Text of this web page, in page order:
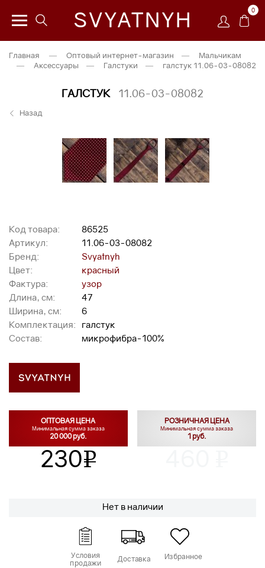
SVYATNYH 0
Главная — Оптовый интернет-магазин —
Мальчикам
—
Аксессуары — Галстуки — галстук 11.06-03-08082
ГАЛСТУК 11.06-03-08082
Назад
Код товара:
86525
Артикул:
11.06-03-08082
Бренд:
Svyatnyh
Цвет:
красный
Фактура:
узор
Длина, см:
47
Ширина, см:
6
Комплектация:
галстук
Состав:
микрофибра-100%
ОПТОВАЯ ЦЕНА
Минимальная сумма заказа
20 000 руб.
230v
РОЗНИЧНАЯ ЦЕНА
Минимальная сумма заказа
1 руб.
Нет в наличии
Условия
продажи
Доставка Избранное